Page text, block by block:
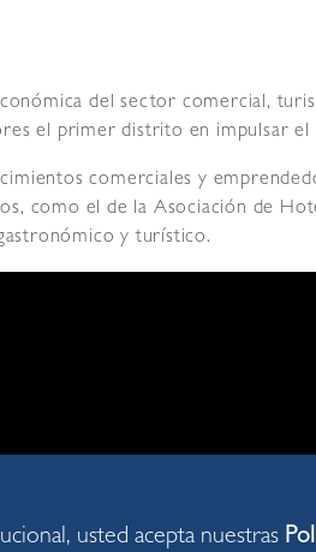
del sector comercial,
el primer distrito en impulsar el
comerciales y
como el de la Asociación de
y turístico.
usted acepta nuestras